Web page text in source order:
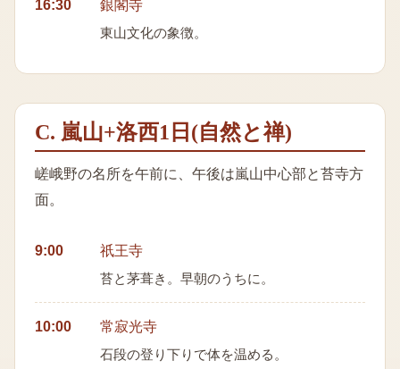
16:30 銀閣寺
東山文化の象徴。
C. 嵐山+洛西1日(自然と禅)
嵯峨野の名所を午前に、午後は嵐山中心部と苔寺方
面。
9:00 祇王寺
苔と茅葺き。早朝のうちに。
10:00 常寂光寺
石段の登り下りで体を温める。